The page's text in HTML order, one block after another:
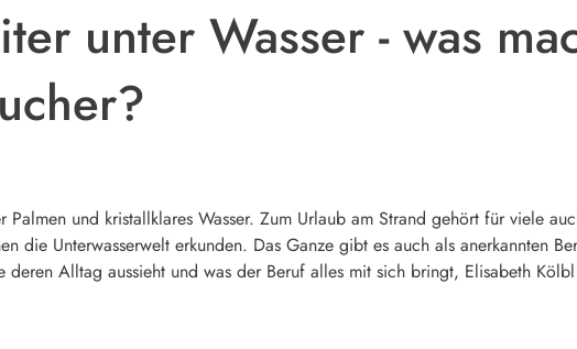
unter Wasser - was
Palmen und kristallklares Wasser. Zum Urlaub am Strand gehört für viele
die Unterwasserwelt erkunden. Das Ganze gibt es auch als anerkannten
deren Alltag aussieht und was der Beruf alles mit sich bringt, Elisabeth